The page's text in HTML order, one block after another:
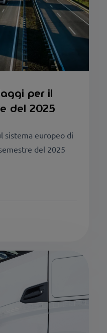
per il
del 2025
sistema europeo di
del 2025